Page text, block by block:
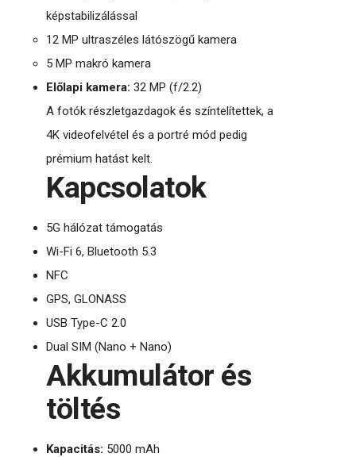
képstabilizálással
12 MP ultraszéles látószögű kamera
5 MP makró kamera
Előlapi kamera: 32 MP (f/2.2)
A fotók részletgazdagok és színtelítettek, a
4K videofelvétel és a portré mód pedig
prémium hatást kelt.
Kapcsolatok
5G hálózat támogatás
Wi-Fi 6, Bluetooth 5.3
NFC
GPS, GLONASS
USB Type-C 2.0
Dual SIM (Nano + Nano)
Akkumulátor és
töltés
Kapacitás: 5000 mAh